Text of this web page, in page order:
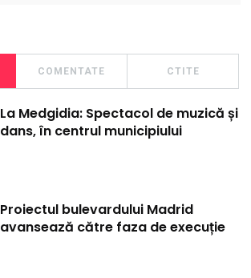
COMENTATE CTITE
La Medgidia: Spectacol de muzică și
dans, în centrul municipiului
Proiectul bulevardului Madrid
avansează către faza de execuție